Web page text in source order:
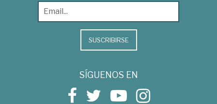
SUSCRIBIRSE
SÍGUENOS EN